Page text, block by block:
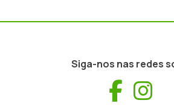
Siga-nos nas redes